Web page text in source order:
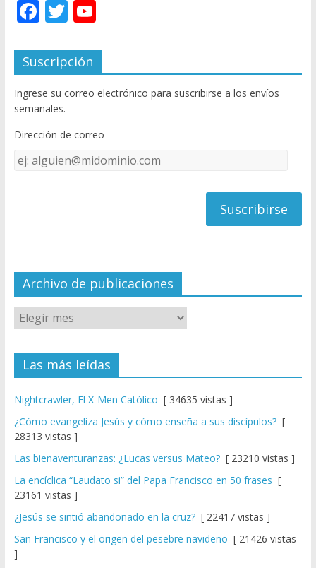
F
e
b
o
o
k
T
itt
er
Y
u
T
u
e
C
el
Suscripción
Ingrese su correo electrónico para suscribirse a los envíos
semanales.
Dirección de correo
Dirección
de
Archivo de publicaciones
Las más leídas
Nightcrawler, El X-Men Católico [ 34635 vistas ]
¿Cómo evangeliza Jesús y cómo enseña a sus discípulos?[
28313 vistas ]
Las bienaventuranzas: ¿Lucas versus Mateo?[ 23210 vistas ]
La encíclica “Laudato si” del Papa Francisco en 50 frases [
23161 vistas ]
¿Jesús se sintió abandonado en la cruz?[ 22417 vistas ]
San Francisco y el origen del pesebre navideño [ 21426 vistas
]